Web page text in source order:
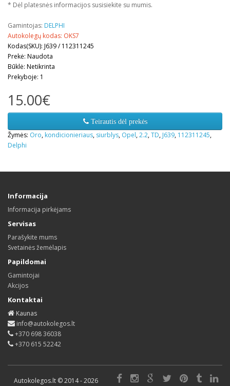
* Dėl platesnės informacijos susisiekite su mumis.
Gamintojas: DELPHI
Autokolegų kodas: OKS7
Kodas(SKU): J639 / 112311245
Prekė: Naudota
Būklė: Netikrinta
Prekyboje: 1
15.00€
Teirautis dėl prekės
Žymės: Oro, kondicionieriaus, siurblys, Opel,2.2,TD, J639, 112311245,
Delphi
Informacija
Informacija pirkėjams
Servisas
Parašykite mums
Svetainės žemėlapis
Papildomai
Gamintojai
Akcijos
Kontaktai
Kaunas
info@autokolegos.lt
+370 698 36038
+370 615 52242
Autokolegos.lt © 2014 - 2026